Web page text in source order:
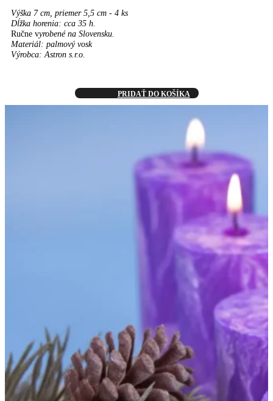
Výška 7 cm, priemer 5,5 cm - 4 ks
Dĺžka horenia: cca 35 h.
Ručne vyrobené na Slovensku.
Materiál: palmový vosk
Výrobca: Astron s.r.o.
PRIDAŤ DO KOŠÍKA